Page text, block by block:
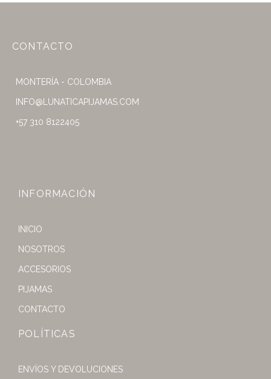
CONTACTO
MONTERÍA - COLOMBIA
INFO@LUNATICAPIJAMAS.COM
+57 310 8122405
INFORMACIÓN
INICIO
NOSOTROS
ACCESORIOS
PIJAMAS
CONTACTO
POLÍTICAS
ENVÍOS Y DEVOLUCIONES